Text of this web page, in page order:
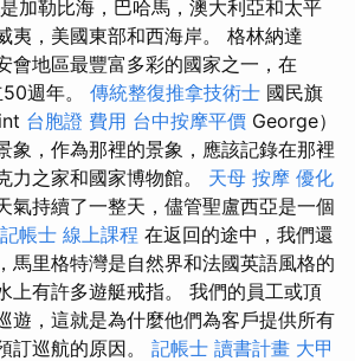
加勒比海，巴哈馬，澳大利亞和太平
夷，美國東部和西海岸。 格林納達
會地區最豐富多彩的國家之一，在
週年。 傳統整復推拿技術士 國民旗
台胞證 費用 台中按摩平價 George）
象，作為那裡的景象，應該記錄在那裡
力之家和國家博物館。 天母 按摩 優化
氣持續了一整天，儘管聖盧西亞是一個
記帳士 線上課程 在返回的途中，我們還
馬里格特灣是自然界和法國英語風格的
上有許多遊艇戒指。 我們的員工或頂
遊，這就是為什麼他們為客戶提供所有
訂巡航的原因。 記帳士 讀書計畫 大甲